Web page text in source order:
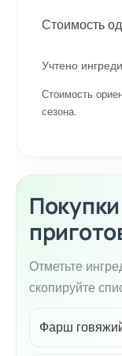
Стоимость
Учтено
Стоимость
сезона.
Отметьте
скопируйте
Фарш